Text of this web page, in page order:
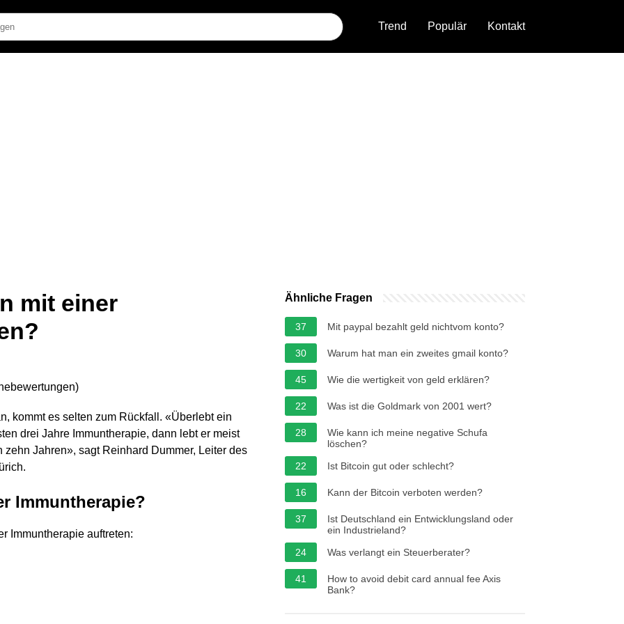
Trend Populär Kontakt
mit einer
)
kommt es selten zum Rückfall. «Überlebt ein
drei Jahre Immuntherapie, dann lebt er meist
Jahren», sagt Reinhard Dummer, Leiter des
Immuntherapie?
Immuntherapie auftreten:
Ähnliche Fragen
37 Mit paypal bezahlt geld nichtvom konto?
30 Warum hat man ein zweites gmail konto?
45 Wie die wertigkeit von geld erklären?
22 Was ist die Goldmark von 2001 wert?
28
Wie kann ich meine negative Schufa
löschen?
22
Ist Bitcoin gut oder schlecht?
16 Kann der Bitcoin verboten werden?
37
Ist Deutschland ein Entwicklungsland oder
ein Industrieland?
24
Was verlangt ein Steuerberater?
41
How to avoid debit card annual fee Axis
Bank?